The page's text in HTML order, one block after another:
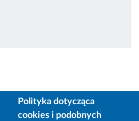
Polityka dotycząca
cookies i podobnych